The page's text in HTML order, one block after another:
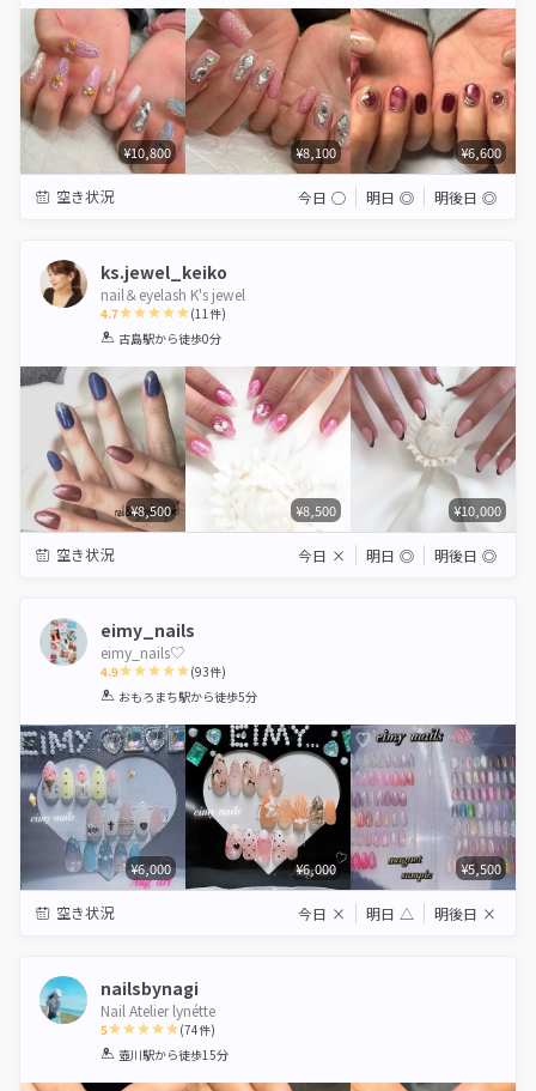
¥10,800 ¥8,100 ¥6,600
空き状況 今日 ◯ 明日 ◎ 明後日 ◎
ks.jewel_keiko
nail＆eyelash K's jewel
4.7
1 2 3 4 5
(11件)
古島駅から徒歩0分
¥8,500 ¥8,500 ¥10,000
空き状況 今日 × 明日 ◎ 明後日 ◎
eimy_nails
eimy_nails♡
4.9
1 2 3 4 5
(93件)
おもろまち駅から徒歩5分
¥6,000 ¥6,000 ¥5,500
空き状況 今日 × 明日 △ 明後日 ×
nailsbynagi
Nail Atelier lynétte
5
1 2 3 4 5
(74件)
壺川駅から徒歩15分